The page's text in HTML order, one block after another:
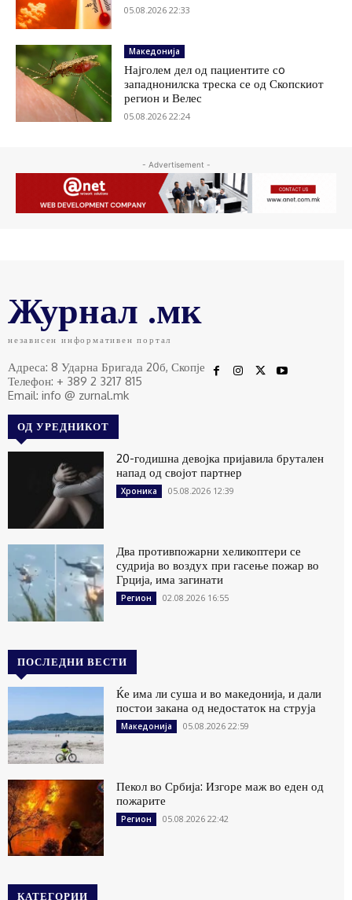
05.08.2026 22:33
Македонија
Најголем дел од пациентите сo
западнонилска треска се од Скопскиот
регион и Велес
05.08.2026 22:24
- Advertisement -
Журнал .мк
независен информативен портал
Адреса: 8 Ударна Бригада 20б, Скопје
Телефон: + 389 2 3217 815
Email: info @ zurnal.mk
ОД УРЕДНИКОТ
20-годишна девојка пријавила брутален
напад од својот партнер
Хроника 05.08.2026 12:39
Два противпожарни хеликоптери се
судрија во воздух при гасење пожар во
Грција, има загинати
Регион 02.08.2026 16:55
ПОСЛЕДНИ ВЕСТИ
Ќе има ли суша и во македонија, и дали
постои закана од недостаток на струја
Македонија 05.08.2026 22:59
Пекол во Србија: Изгоре маж во еден од
пожарите
Регион 05.08.2026 22:42
КАТЕГОРИИ